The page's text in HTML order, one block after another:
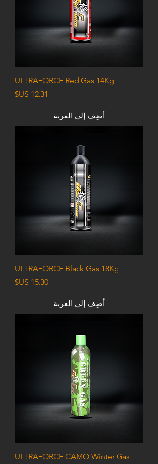
ULTRAFORCE Red Gas 14Kg
السعر
أضِف إلى العربة
ULTRAFORCE Black Gas 18Kg
السعر
أضِف إلى العربة
ULTRAFORCE CAMO Winter Gas